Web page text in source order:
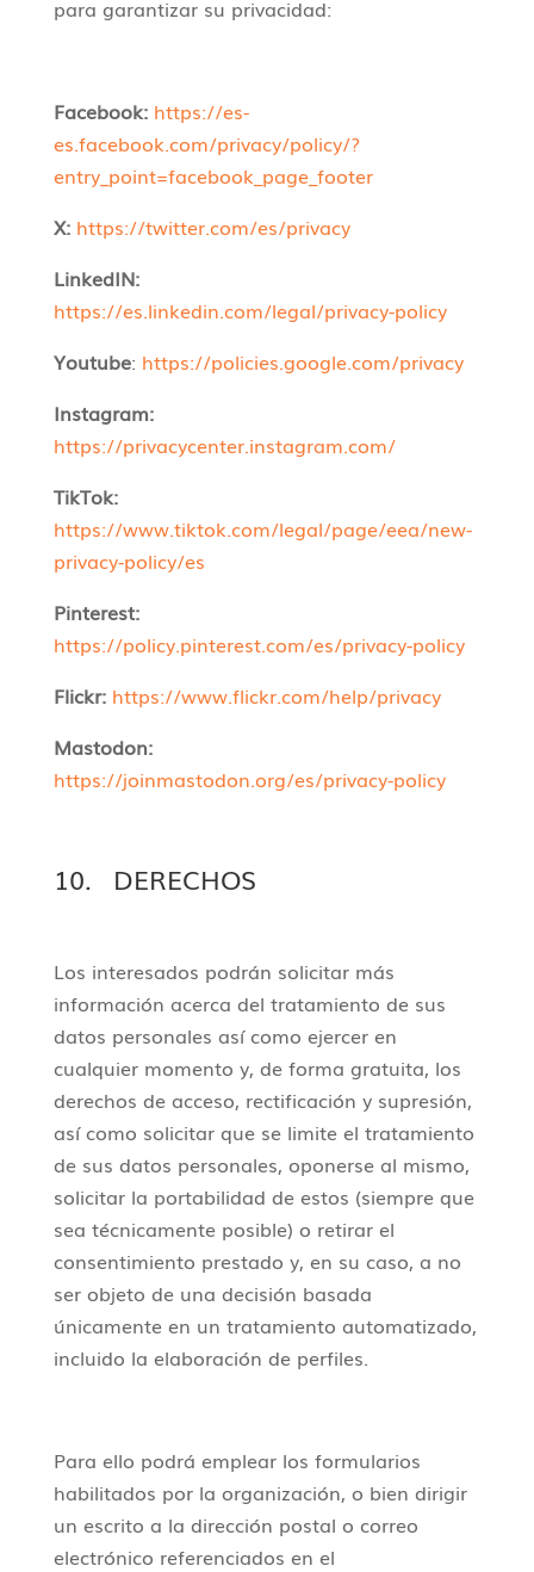
para garantizar su privacidad:
Facebook: https://es-
es.facebook.com/privacy/policy/?
entry_point=facebook_page_footer
X: https://twitter.com/es/privacy
LinkedIN:
https://es.linkedin.com/legal/privacy-policy
Youtube: https://policies.google.com/privacy
Instagram:
https://privacycenter.instagram.com/
TikTok:
https://www.tiktok.com/legal/page/eea/new-
privacy-policy/es
Pinterest:
https://policy.pinterest.com/es/privacy-policy
Flickr: https://www.flickr.com/help/privacy
Mastodon:
https://joinmastodon.org/es/privacy-policy
10. DERECHOS
Los interesados podrán solicitar más
información acerca del tratamiento de sus
datos personales así como ejercer en
cualquier momento y, de forma gratuita, los
derechos de acceso, rectificación y supresión,
así como solicitar que se limite el tratamiento
de sus datos personales, oponerse al mismo,
solicitar la portabilidad de estos (siempre que
sea técnicamente posible) o retirar el
consentimiento prestado y, en su caso, a no
ser objeto de una decisión basada
únicamente en un tratamiento automatizado,
incluido la elaboración de perfiles.
Para ello podrá emplear los formularios
habilitados por la organización, o bien dirigir
un escrito a la dirección postal o correo
electrónico referenciados en el